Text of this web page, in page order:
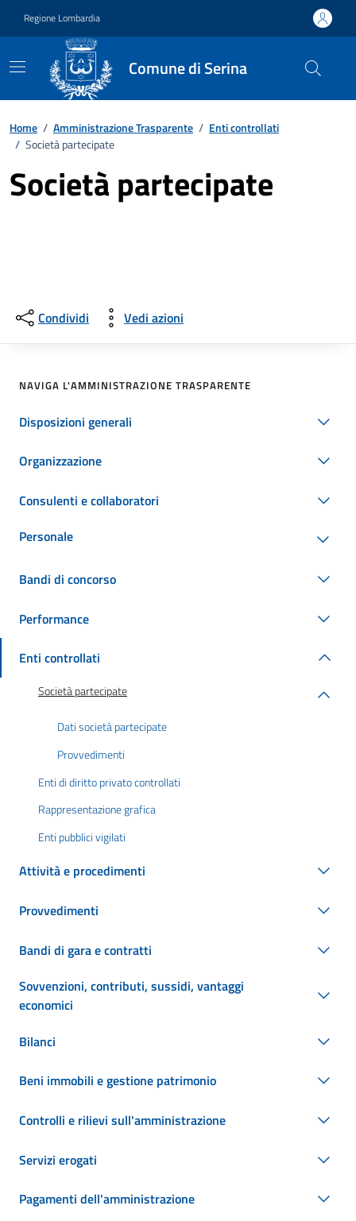
Regione Lombardia
Comune di Serina
Home / Amministrazione Trasparente / Enti controllati
/ Società partecipate
Società partecipate
Condividi Vedi azioni
NAVIGA L'AMMINISTRAZIONE TRASPARENTE
Disposizioni generali
Organizzazione
Consulenti e collaboratori
Personale
Bandi di concorso
Performance
Enti controllati
Società partecipate
Dati società partecipate
Provvedimenti
Enti di diritto privato controllati
Rappresentazione grafica
Enti pubblici vigilati
Attività e procedimenti
Provvedimenti
Bandi di gara e contratti
Sovvenzioni, contributi, sussidi, vantaggi
economici
Bilanci
Beni immobili e gestione patrimonio
Controlli e rilievi sull'amministrazione
Servizi erogati
Pagamenti dell'amministrazione